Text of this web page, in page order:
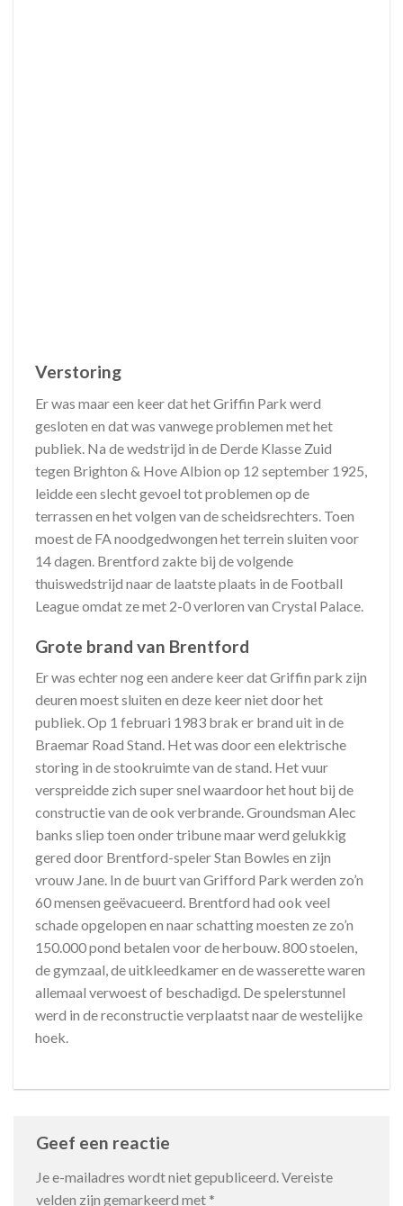
Verstoring
Er was maar een keer dat het Griffin Park werd
gesloten en dat was vanwege problemen met het
publiek. Na de wedstrijd in de Derde Klasse Zuid
tegen Brighton & Hove Albion op 12 september 1925,
leidde een slecht gevoel tot problemen op de
terrassen en het volgen van de scheidsrechters. Toen
moest de FA noodgedwongen het terrein sluiten voor
14 dagen. Brentford zakte bij de volgende
thuiswedstrijd naar de laatste plaats in de Football
League omdat ze met 2-0 verloren van Crystal Palace.
Grote brand van Brentford
Er was echter nog een andere keer dat Griffin park zijn
deuren moest sluiten en deze keer niet door het
publiek. Op 1 februari 1983 brak er brand uit in de
Braemar Road Stand. Het was door een elektrische
storing in de stookruimte van de stand. Het vuur
verspreidde zich super snel waardoor het hout bij de
constructie van de ook verbrande. Groundsman Alec
banks sliep toen onder tribune maar werd gelukkig
gered door Brentford-speler Stan Bowles en zijn
vrouw Jane. In de buurt van Grifford Park werden zo’n
60 mensen geëvacueerd. Brentford had ook veel
schade opgelopen en naar schatting moesten ze zo’n
150.000 pond betalen voor de herbouw. 800 stoelen,
de gymzaal, de uitkleedkamer en de wasserette waren
allemaal verwoest of beschadigd. De spelerstunnel
werd in de reconstructie verplaatst naar de westelijke
hoek.
Geef een reactie
Je e-mailadres wordt niet gepubliceerd. Vereiste
velden zijn gemarkeerd met *